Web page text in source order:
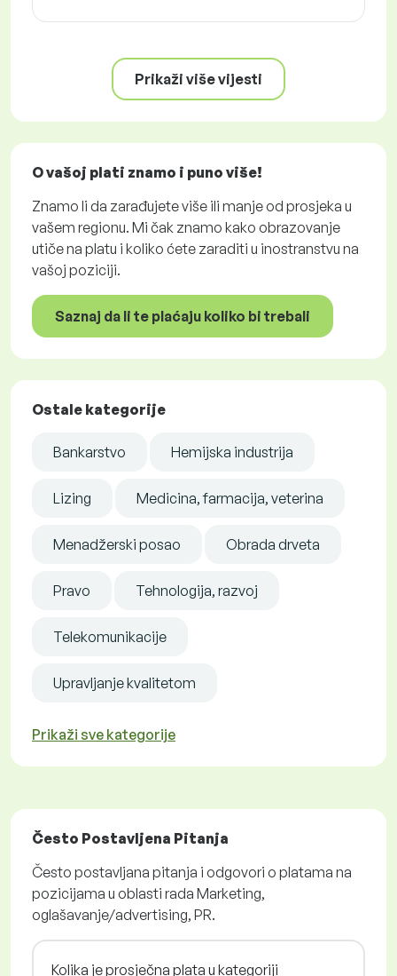
Prikaži više vijesti
O vašoj plati znamo i puno više!
Znamo li da zarađujete više ili manje od prosjeka u
vašem regionu. Mi čak znamo kako obrazovanje
utiče na platu i koliko ćete zaraditi u inostranstvu na
vašoj poziciji.
Saznaj da li te plaćaju koliko bi trebali
Ostale kategorije
Bankarstvo Hemijska industrija
Lizing Medicina, farmacija, veterina
Menadžerski posao Obrada drveta
Pravo Tehnologija, razvoj
Telekomunikacije
Upravljanje kvalitetom
Prikaži sve kategorije
Često Postavljena Pitanja
Često postavljana pitanja i odgovori o platama na
pozicijama u oblasti rada Marketing,
oglašavanje/advertising, PR.
Kolika je prosječna plata u kategoriji